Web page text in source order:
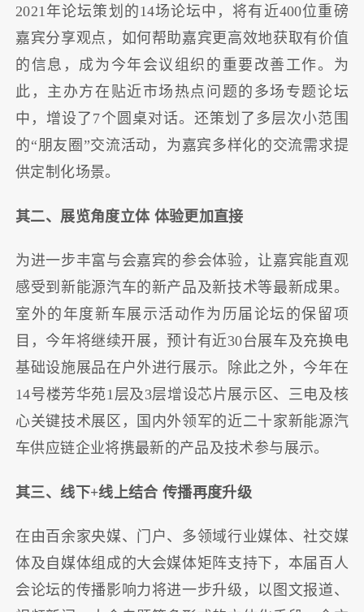
2021年论坛策划的14场论坛中，将有近400位重磅
嘉宾分享观点，如何帮助嘉宾更高效地获取有价值
的信息，成为今年会议组织的重要改善工作。为
此，主办方在贴近市场热点问题的多场专题论坛
中，增设了7个圆桌对话。还策划了多层次小范围
的“朋友圈”交流活动，为嘉宾多样化的交流需求提
供定制化场景。
其二、展览角度立体 体验更加直接
为进一步丰富与会嘉宾的参会体验，让嘉宾能直观
感受到新能源汽车的新产品及新技术等最新成果。
室外的年度新车展示活动作为历届论坛的保留项
目，今年将继续开展，预计有近30台展车及充换电
基础设施展品在户外进行展示。除此之外，今年在
14号楼芳华苑1层及3层增设芯片展示区、三电及核
心关键技术展区，国内外领军的近二十家新能源汽
车供应链企业将携最新的产品及技术参与展示。
其三、线下+线上结合 传播再度升级
在由百余家央媒、门户、多领域行业媒体、社交媒
体及自媒体组成的大会媒体矩阵支持下，本届百人
会论坛的传播影响力将进一步升级，以图文报道、